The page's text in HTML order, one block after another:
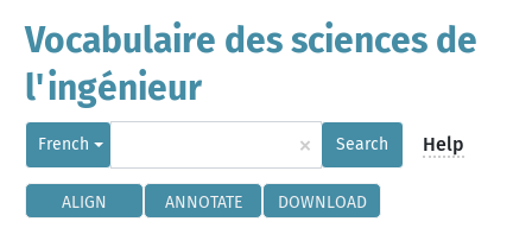
Vocabulaire des sciences de
l'ingénieur
French × Search Help
ALIGN ANNOTATE DOWNLOAD